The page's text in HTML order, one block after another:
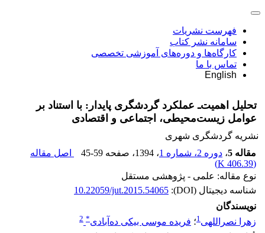
فهرست نشریات
سامانه نشر کتاب
کارگاه‌ها و دوره‌های آموزشی تخصصی
تماس با ما
English
تحلیل اهمیت‌ـ عملکرد گردشگری پایدار: با استناد بر
عوامل زیست‌محیطی، اجتماعی و اقتصادی
نشریه گردشگری شهری
مقاله 5
، دوره 2، شماره 1 ، 1394 ، صفحه 45-59
اصل مقاله
(
406.39 K
)
نوع مقاله: علمی - پژوهشی مستقل
شناسه دیجیتال (DOI):
10.22059/jut.2015.54065
نویسندگان
زهرا نصراللهی1؛ فریده موسی بیکی ده‌آبادی*
2